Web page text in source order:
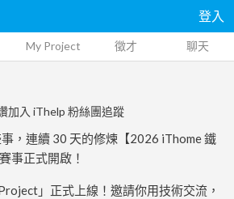
登入
My Project 徵才 聊天
加入 iThelp 粉絲團追蹤
，連續 30 天的修煉【2026 iThome 鐵
事正式開啟！
」正式上線！邀請你用技術交流，